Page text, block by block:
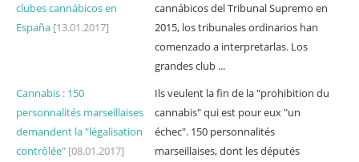
clubes cannábicos en
España [13.01.2017]
cannábicos del Tribunal Supremo en
2015, los tribunales ordinarios han
comenzado a interpretarlas. Los
grandes club ...
Cannabis : 150
personnalités marseillaises
demandent la "légalisation
contrôlée" [08.01.2017]
Ils veulent la fin de la "prohibition du
cannabis" qui est pour eux "un
échec". 150 personnalités
marseillaises, dont les députés